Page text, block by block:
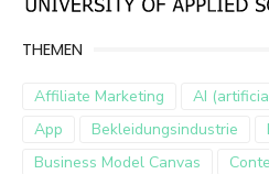
THEMEN
Affiliate Marketing AI
App
Bekleidungsindustrie
Business Model Canvas